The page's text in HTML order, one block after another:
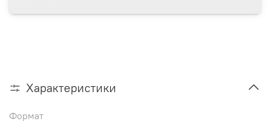
Характеристики
Формат